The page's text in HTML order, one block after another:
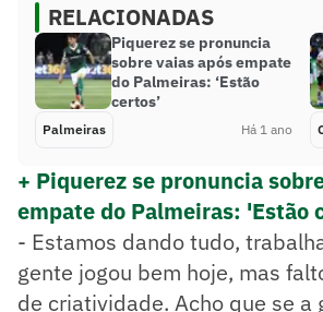
RELACIONADAS
Piquerez se pronuncia
sobre vaias após empate
do Palmeiras: ‘Estão
certos’
Palmeiras Há 1 ano
+ Piquerez se pronuncia
empate do Palmeiras: 'Estão
- Estamos dando tudo,
gente jogou bem hoje, mas
de criatividade. Acho que se a